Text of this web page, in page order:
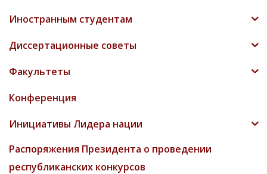
Иностранным студентам
Диссертационные советы
Факультеты
Конференция
Инициативы Лидера нации
Распоряжения Президента о проведении
республиканских конкурсов